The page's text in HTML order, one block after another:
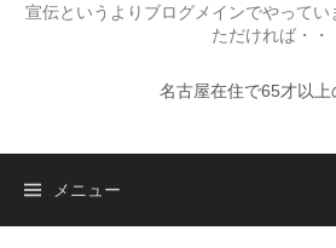
プ
宣伝というよりブログメインでやって
ただければ・・
名古屋在住で65才以上
メニュー